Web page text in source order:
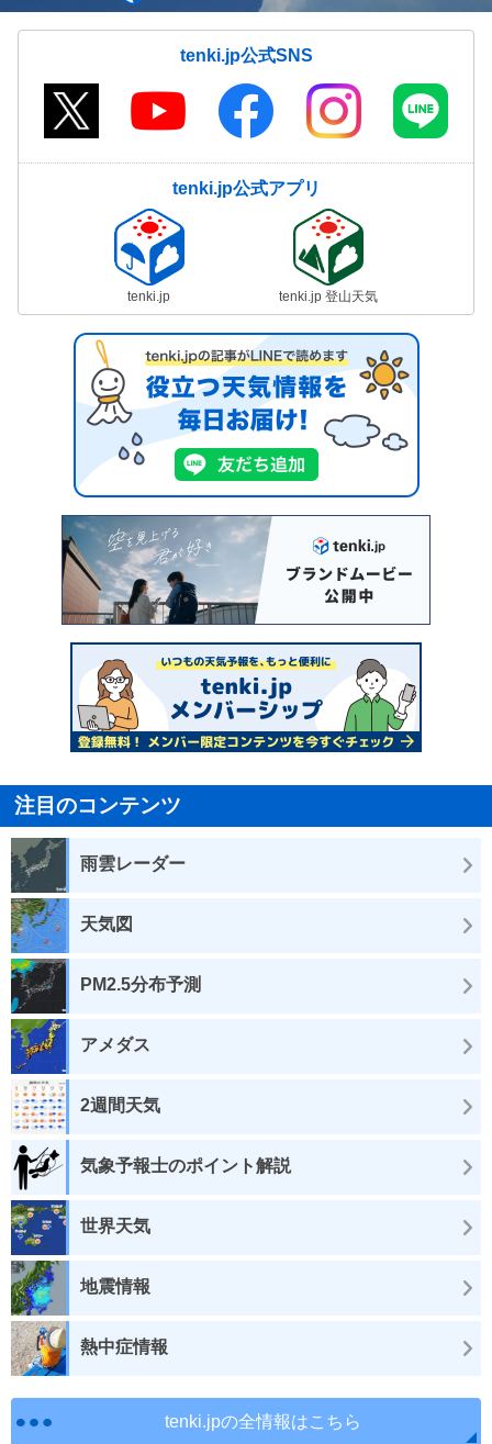
tenki.jp公式SNS
tenki.jp公式アプリ
tenki.jp tenki.jp 登山天気
注目のコンテンツ
雨雲レーダー
天気図
PM2.5分布予測
アメダス
2週間天気
気象予報士のポイント解説
世界天気
地震情報
熱中症情報
tenki.jpの全情報はこちら